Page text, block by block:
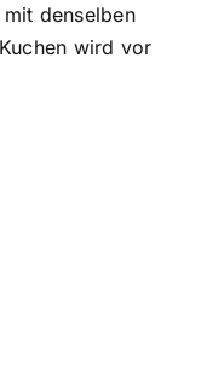
denselben
wird vor